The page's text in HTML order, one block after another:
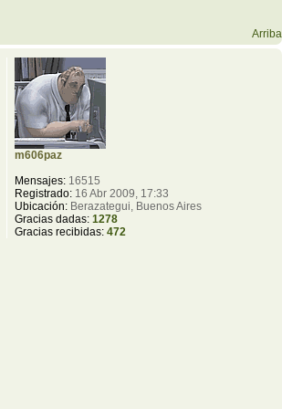
Arriba
m606paz
Mensajes:16515
Registrado:16 Abr 2009, 17:33
Ubicación:Berazategui, Buenos Aires
Gracias dadas: 1278
Gracias recibidas: 472